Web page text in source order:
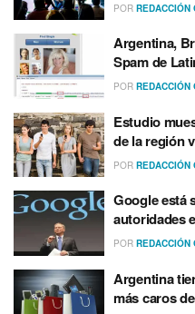
POR REDACCIÓN
Argentina,
Spam de
POR REDACCIÓN
Estudio
de la región
POR REDACCIÓN
Google está
autoridades
POR REDACCIÓN
Argentina
más caros